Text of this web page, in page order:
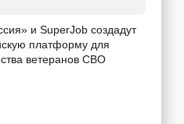
и SuperJob создадут
платформу для
ветеранов СВО